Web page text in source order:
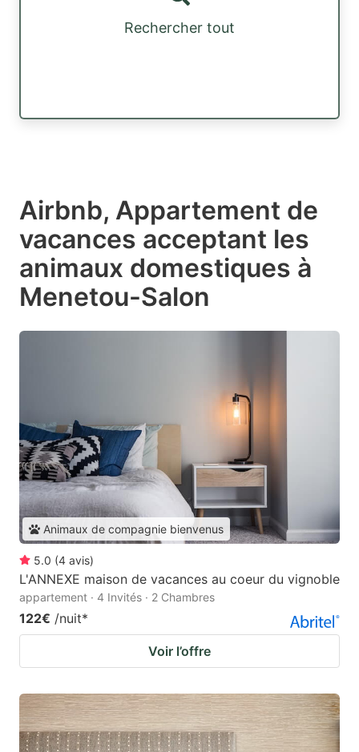
Rechercher tout
Airbnb, Appartement de
vacances acceptant les
animaux domestiques à
Menetou-Salon
Animaux de compagnie bienvenus
5.0 (4 avis)
L'ANNEXE maison de vacances au coeur du vignoble
appartement · 4 Invités · 2 Chambres
122€ /nuit*
Voir l’offre